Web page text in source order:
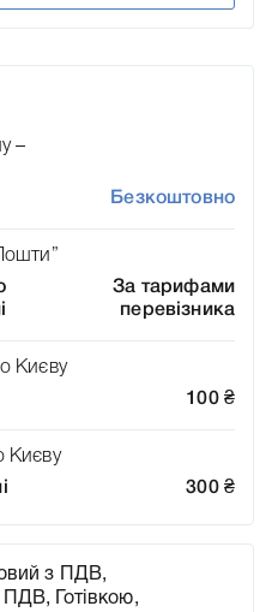
–
Безкоштовно
За тарифами
перевізника
Києву
100 ₴
Києву
300 ₴
з ПДВ,
ПДВ, Готівкою,